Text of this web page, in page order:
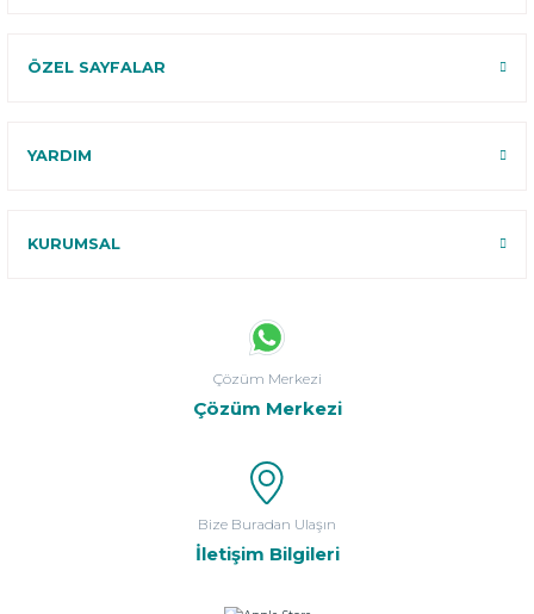
ÖZEL SAYFALAR
YARDIM
KURUMSAL
Çözüm Merkezi
Çözüm Merkezi
Bize Buradan Ulaşın
İletişim Bilgileri